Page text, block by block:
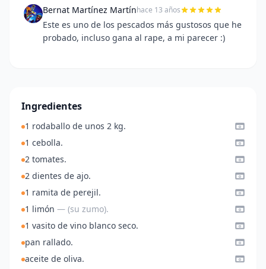
Bernat Martínez Martínhace 13 años
Este es uno de los pescados más gustosos que he
probado, incluso gana al rape, a mi parecer :)
Ingredientes
1 rodaballo de unos 2 kg.
1 cebolla.
2 tomates.
2 dientes de ajo.
1 ramita de perejil.
1 limón — (su zumo).
1 vasito de vino blanco seco.
pan rallado.
aceite de oliva.